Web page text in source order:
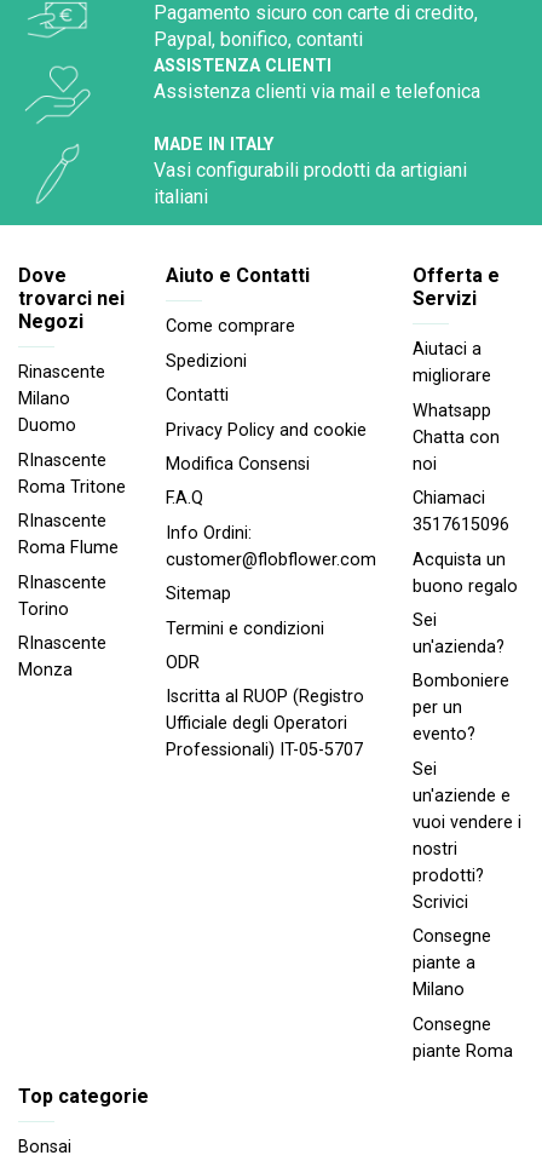
Pagamento sicuro con carte di credito,
Paypal, bonifico, contanti
ASSISTENZA CLIENTI
Assistenza clienti via mail e telefonica
MADE IN ITALY
Vasi configurabili prodotti da artigiani
italiani
Dove
trovarci nei
Negozi
Rinascente
Milano
Duomo
RInascente
Roma Tritone
RInascente
Roma FIume
RInascente
Torino
RInascente
Monza
Aiuto e Contatti
Come comprare
Spedizioni
Contatti
Privacy Policy and cookie
Modifica Consensi
F.A.Q
Info Ordini:
customer@flobflower.com
Sitemap
Termini e condizioni
ODR
Iscritta al RUOP (Registro
Ufficiale degli Operatori
Professionali) IT-05-5707
Offerta e
Servizi
Aiutaci a
migliorare
Whatsapp
Chatta con
noi
Chiamaci
3517615096
Acquista un
buono regalo
Sei
un'azienda?
Bomboniere
per un
evento?
Sei
un'aziende e
vuoi vendere i
nostri
prodotti?
Scrivici
Consegne
piante a
Milano
Consegne
piante Roma
Top categorie
Bonsai